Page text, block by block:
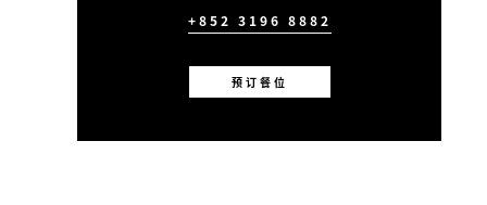
+852 3196 8882
预订餐位